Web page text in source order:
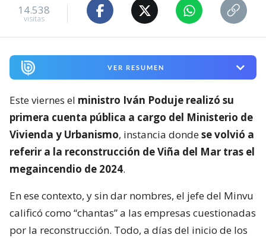
14.538
visitas
VER RESUMEN
Este viernes el ministro Iván Poduje realizó su
primera cuenta pública a cargo del Ministerio de
Vivienda y Urbanismo, instancia dondese volvió a
referir a la reconstrucción de Viña del Mar tras el
megaincendio de 2024.
En ese contexto, y sin dar nombres, el jefe del Minvu
calificó como “chantas” a las empresas cuestionadas
por la reconstrucción. Todo, a días del inicio de los